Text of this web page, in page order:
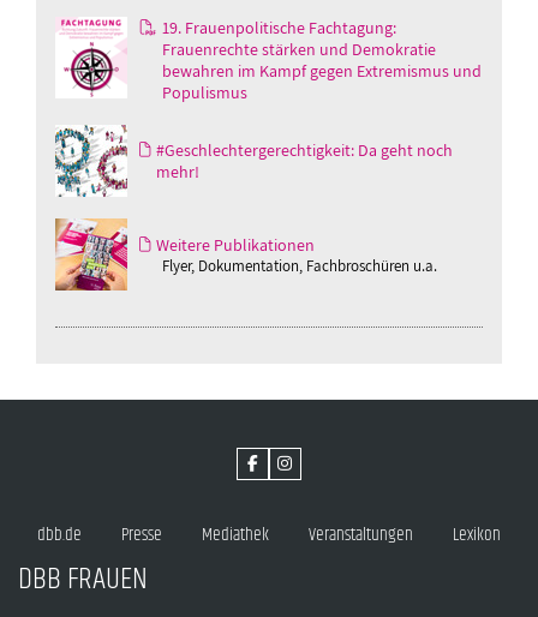
19. Frauenpolitische Fachtagung:
Frauenrechte stärken und Demokratie
bewahren im Kampf gegen Extremismus und
Populismus
#Geschlechtergerechtigkeit: Da geht noch
mehr!
Weitere Publikationen
Flyer, Dokumentation, Fachbroschüren u.a.
dbb.de Presse Mediathek Veranstaltungen Lexikon
DBB FRAUEN